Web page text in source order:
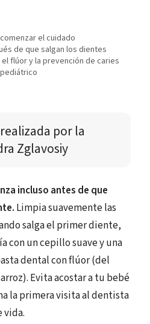
el cuidado
de que salgan los dientes
flúor y la prevención de caries
por la
Zglavosiy
incluso antes de que
Limpia suavemente las
salga el primer diente,
con un cepillo suave y una
dental con flúor (del
Evita acostar a tu bebé
la primera visita al dentista
vida.